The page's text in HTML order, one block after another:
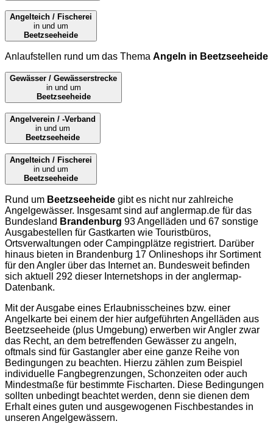
Angelteich / Fischerei
in und um
Beetzseeheide
Anlaufstellen rund um das Thema Angeln in Beetzseeheide
Gewässer / Gewässerstrecke
in und um
Beetzseeheide
Angelverein / -Verband
in und um
Beetzseeheide
Angelteich / Fischerei
in und um
Beetzseeheide
Rund um Beetzseeheide gibt es nicht nur zahlreiche
Angelgewässer. Insgesamt sind aufanglermap.de für das
Bundesland Brandenburg 93 Angelläden und 67 sonstige
Ausgabestellen für Gastkarten wie Touristbüros,
Ortsverwaltungen oder Campingplätze registriert. Darüber
hinaus bieten in Brandenburg 17 Onlineshops ihr Sortiment
für den Angler über das Internet an. Bundesweit befinden
sich aktuell 292 dieser Internetshops in der anglermap-
Datenbank.
Mit der Ausgabe eines Erlaubnisscheines bzw. einer
Angelkarte bei einem der hier aufgeführten Angelläden aus
Beetzseeheide (plus Umgebung) erwerben wir Angler zwar
das Recht, an dem betreffenden Gewässer zu angeln,
oftmals sind für Gastangler aber eine ganze Reihe von
Bedingungen zu beachten. Hierzu zählen zum Beispiel
individuelle Fangbegrenzungen, Schonzeiten oder auch
Mindestmaße für bestimmte Fischarten. Diese Bedingungen
sollten unbedingt beachtet werden, denn sie dienen dem
Erhalt eines guten und ausgewogenen Fischbestandes in
unseren Angelgewässern.